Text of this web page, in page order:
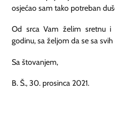
osjećao sam tako potreban
Od srca Vam želim sretnu i
godinu, sa željom da se sa
Sa štovanjem,
B. Š., 30. prosinca 2021.